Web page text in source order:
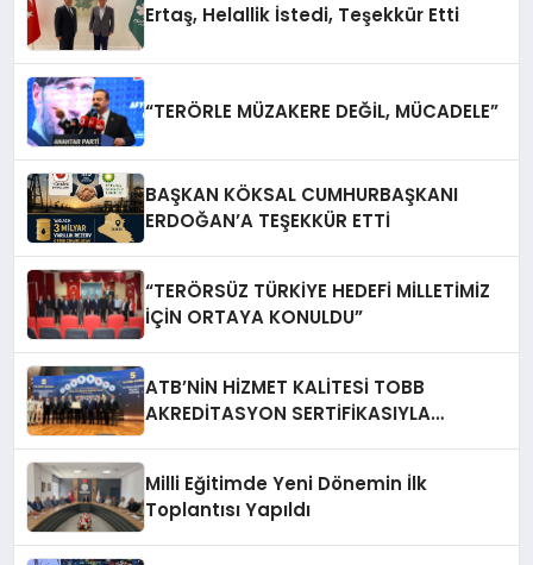
Ertaş, Helallik İstedi, Teşekkür Etti
“TERÖRLE MÜZAKERE DEĞİL, MÜCADELE”
BAŞKAN KÖKSAL CUMHURBAŞKANI
ERDOĞAN’A TEŞEKKÜR ETTİ
“TERÖRSÜZ TÜRKİYE HEDEFİ MİLLETİMİZ
İÇİN ORTAYA KONULDU”
ATB’NİN HİZMET KALİTESİ TOBB
AKREDİTASYON SERTİFİKASIYLA
Milli Eğitimde Yeni Dönemin İlk
Toplantısı Yapıldı